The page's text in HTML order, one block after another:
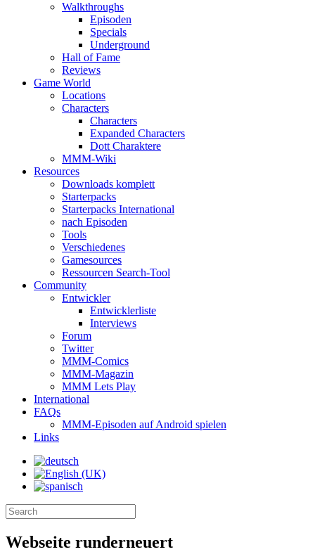
Walkthroughs
Episoden
Specials
Underground
Hall of Fame
Reviews
Game World
Locations
Characters
Characters
Expanded Characters
Dott Charaktere
MMM-Wiki
Resources
Downloads komplett
Starterpacks
Starterpacks International
nach Episoden
Tools
Verschiedenes
Gamesources
Ressourcen Search-Tool
Community
Entwickler
Entwicklerliste
Interviews
Forum
Twitter
MMM-Comics
MMM-Magazin
MMM Lets Play
International
FAQs
MMM-Episoden auf Android spielen
Links
Webseite runderneuert